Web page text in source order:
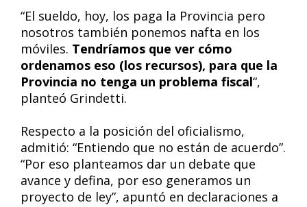
“El sueldo, hoy, los paga la Provincia pero
nosotros también ponemos nafta en los
móviles. Tendríamos que ver cómo
ordenamos eso (los recursos), para que la
Provincia no tenga un problema fiscal“,
planteó Grindetti.
Respecto a la posición del oficialismo,
admitió: “Entiendo que no están de acuerdo”.
“Por eso planteamos dar un debate que
avance y defina, por eso generamos un
proyecto de ley”, apuntó en declaraciones a